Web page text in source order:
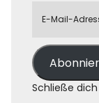
Schließe